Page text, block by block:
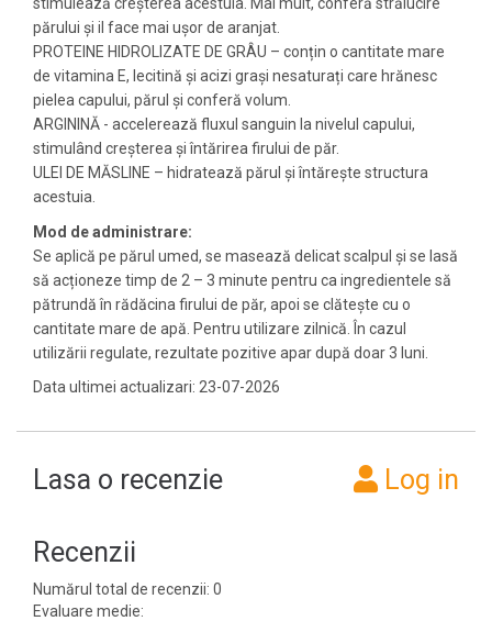
părului și il face mai ușor de aranjat.
PROTEINE HIDROLIZATE DE GRÂU – conțin o cantitate mare
de vitamina E, lecitină și acizi grași nesaturați care hrănesc
pielea capului, părul și conferă volum.
ARGININĂ - accelerează fluxul sanguin la nivelul capului,
stimulând creșterea și întărirea firului de păr.
ULEI DE MĂSLINE – hidratează părul și întărește structura
acestuia.
Mod de administrare:
Se aplică pe părul umed, se masează delicat scalpul și se lasă
să acționeze timp de 2 – 3 minute pentru ca ingredientele să
pătrundă în rădăcina firului de păr, apoi se clăteşte cu o
cantitate mare de apă. Pentru utilizare zilnică. În cazul
utilizării regulate, rezultate pozitive apar după doar 3 luni.
Data ultimei actualizari: 23-07-2026
Lasa o recenzie Log in
Recenzii
Numărul total de recenzii: 0
Evaluare medie: